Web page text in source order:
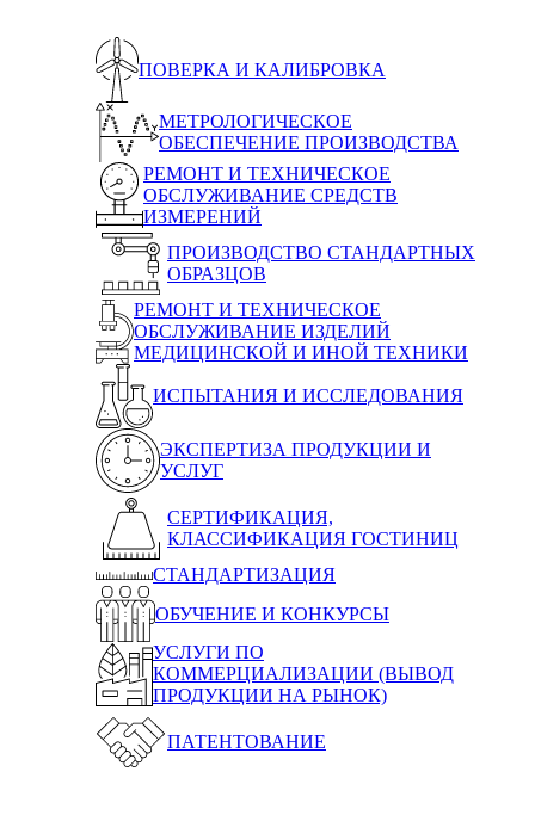
ПОВЕРКА И КАЛИБРОВКА
МЕТРОЛОГИЧЕСКОЕ
ОБЕСПЕЧЕНИЕ ПРОИЗВОДСТВА
РЕМОНТ И ТЕХНИЧЕСКОЕ
ОБСЛУЖИВАНИЕ СРЕДСТВ
ИЗМЕРЕНИЙ
ПРОИЗВОДСТВО СТАНДАРТНЫХ
ОБРАЗЦОВ
РЕМОНТ И ТЕХНИЧЕСКОЕ
ОБСЛУЖИВАНИЕ ИЗДЕЛИЙ
МЕДИЦИНСКОЙ И ИНОЙ ТЕХНИКИ
ИСПЫТАНИЯ И ИССЛЕДОВАНИЯ
ЭКСПЕРТИЗА ПРОДУКЦИИ И
УСЛУГ
СЕРТИФИКАЦИЯ,
КЛАССИФИКАЦИЯ ГОСТИНИЦ
СТАНДАРТИЗАЦИЯ
ОБУЧЕНИЕ И КОНКУРСЫ
УСЛУГИ ПО
КОММЕРЦИАЛИЗАЦИИ (ВЫВОД
ПРОДУКЦИИ НА РЫНОК)
ПАТЕНТОВАНИЕ